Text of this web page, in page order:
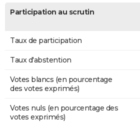
Participation au scrutin
Taux de participation
Taux d'abstention
Votes blancs (en pourcentage
des votes exprimés)
Votes nuls (en pourcentage des
votes exprimés)